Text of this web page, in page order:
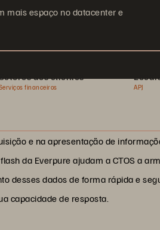
mais espaço no datacenter e
dos clientes
financeiros APJ
e na apresentação de
da Everpure ajudam a CTOS a
desses dados de forma rápida e
capacidade de resposta.